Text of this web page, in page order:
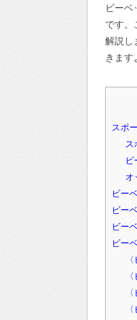
ビー
です。
解説し
きます
スポ
ス
ビ
オ
ビー
ビー
ビー
ビー